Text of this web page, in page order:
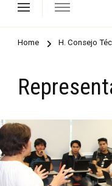
Home H. Consejo